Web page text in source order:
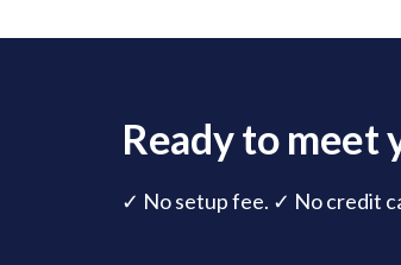
Ready to meet
✓ No setup fee. ✓ No credit